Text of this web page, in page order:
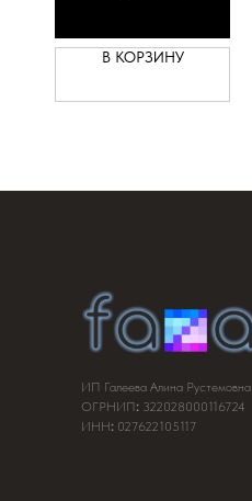
В КОРЗИНУ
ИП Галеева Алина Рустемовна
ОГРНИП: 322028000116724
ИНН: 027622105117